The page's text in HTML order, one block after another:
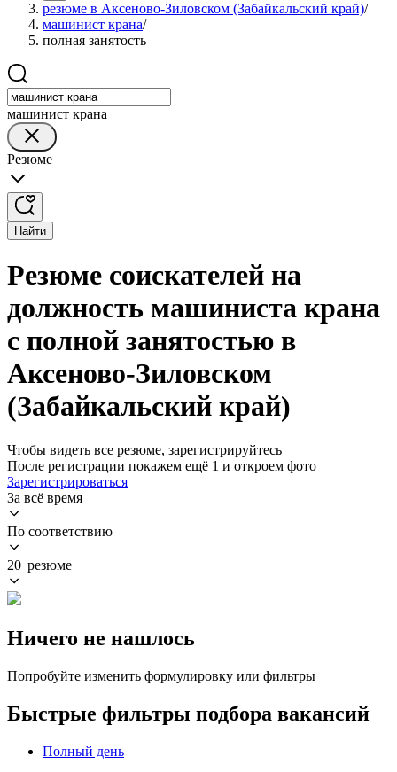
резюме в Аксеново-Зиловском (Забайкальский край)/
машинист крана/
полная занятость
машинист крана
Резюме
Найти
Резюме соискателей на
должность машиниста крана
с полной занятостью в
Аксеново-Зиловском
(Забайкальский край)
Чтобы видеть все резюме, зарегистрируйтесь
После регистрации покажем ещё 1 и откроем фото
Зарегистрироваться
За всё время
По соответствию
20 резюме
Ничего не нашлось
Попробуйте изменить формулировку или фильтры
Быстрые фильтры подбора вакансий
Полный день